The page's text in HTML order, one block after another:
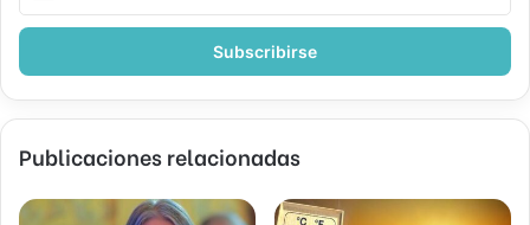
correo
Publicaciones relacionadas